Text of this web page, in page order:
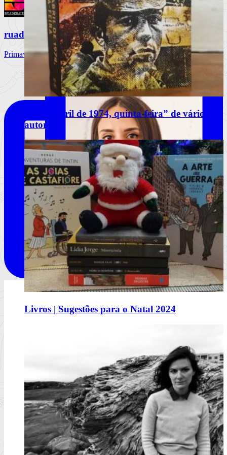
“25 de abril de 1974, quinta-feira” de vários
autores
Livros | Sugestões para o Natal 2024
Comerás flores, de Lucía Solla Sobral
A mecânica da manipulação
ruadebaixo
Primavera Sound Porto, dia 3. @primaverasound_port